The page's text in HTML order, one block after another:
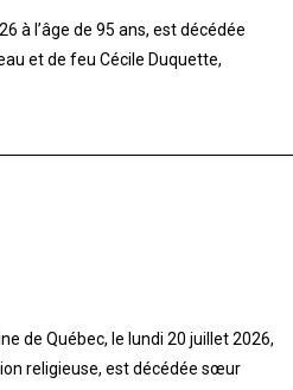
à l’âge de 95 ans, est décédée
et de feu Cécile Duquette,
de Québec, le lundi 20 juillet 2026,
religieuse, est décédée sœur